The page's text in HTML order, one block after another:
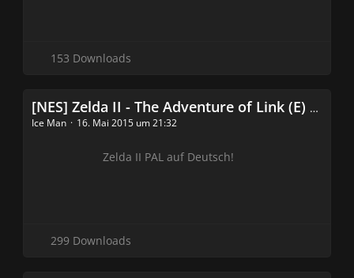
153 Downloads
[NES] Zelda II - The Adventure of Link (E) (PRG2) [!] [T+Ger1.00_G-Trans][Bugfixes1.00_Effioso][PALConversion1.01_IceMan]
Ice Man 16. Mai 2015 um 21:32
Zelda II PAL auf Deutsch!
299 Downloads